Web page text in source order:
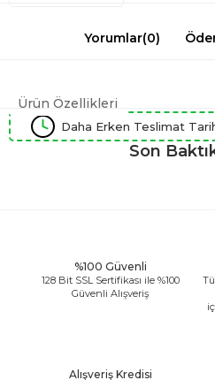
Yorumlar(0)
Ürün Özellikleri
Daha Erken Teslimat
Son
%100 Güvenli
128 Bit SSL Sertifikası ile %100
Güvenli Alışveriş
Alışveriş Kredisi